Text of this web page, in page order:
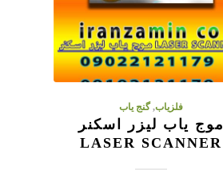
فلزیاب,گنج یاب
موج یاب لیزر اسکنر
LASER SCANNER